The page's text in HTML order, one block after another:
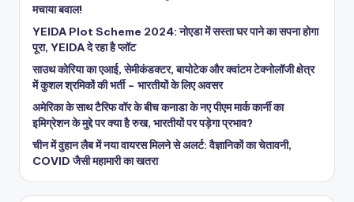
मचाया बवाल!
YEIDA Plot Scheme 2024: नोएडा में सस्ता घर पाने का सपना होगा
पूरा, YEIDA दे रहा है प्लॉट
साउथ कोरिया का एआई, सेमीकंडक्टर, बायोटेक और क्वांटम टेक्नोलॉजी क्षेत्र
में कुशल श्रमिकों की भर्ती – भारतीयों के लिए अवसर
अमेरिका के साथ टैरिफ वॉर के बीच कनाडा के नए पीएम मार्क कार्नी का
इमिग्रेशन के मुद्दे पर क्या है रुख, भारतीयों पर पड़ेगा प्रभाव?
चीन में वुहान लैब में नया वायरस मिलने से अलर्ट: वैज्ञानिकों का चेतावनी,
COVID जैसी महामारी का खतरा